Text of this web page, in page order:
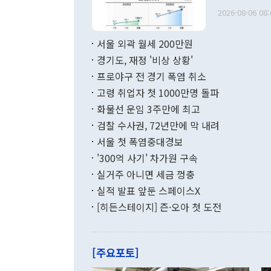
다. [정동영 통일부 장관이 지난달 23일 오후 서울 종로구 정부서울청사에
무너졌다고
함께 4자 대
"우리의 선
관은 업무
이 9월 러시
료=한국은행] 한국은행이 6일 발표한 '2026년 6월 국제수지(잠정)'
며 월간 기
196.9% 급
수출은
기록했지만
로 전환됐다.
는 배당수입
2026-08-06
서울 외곽 월세 200만원
경기도, 재정 '비상 상황'
프로야구 전 경기 폭염 취소
고령 취업자 첫 1000만명 돌파
화물선 운임 3주만에 최고
검찰 수사권, 72년만에 막 내려
서울 첫 폭염중대경보
'300억 사기' 차가원 구속
실거주 아니면 세금 껑충
실적 발표 앞둔 스페이스X
[히든스테이지] 즌·오아 첫 도전
[주요포토]